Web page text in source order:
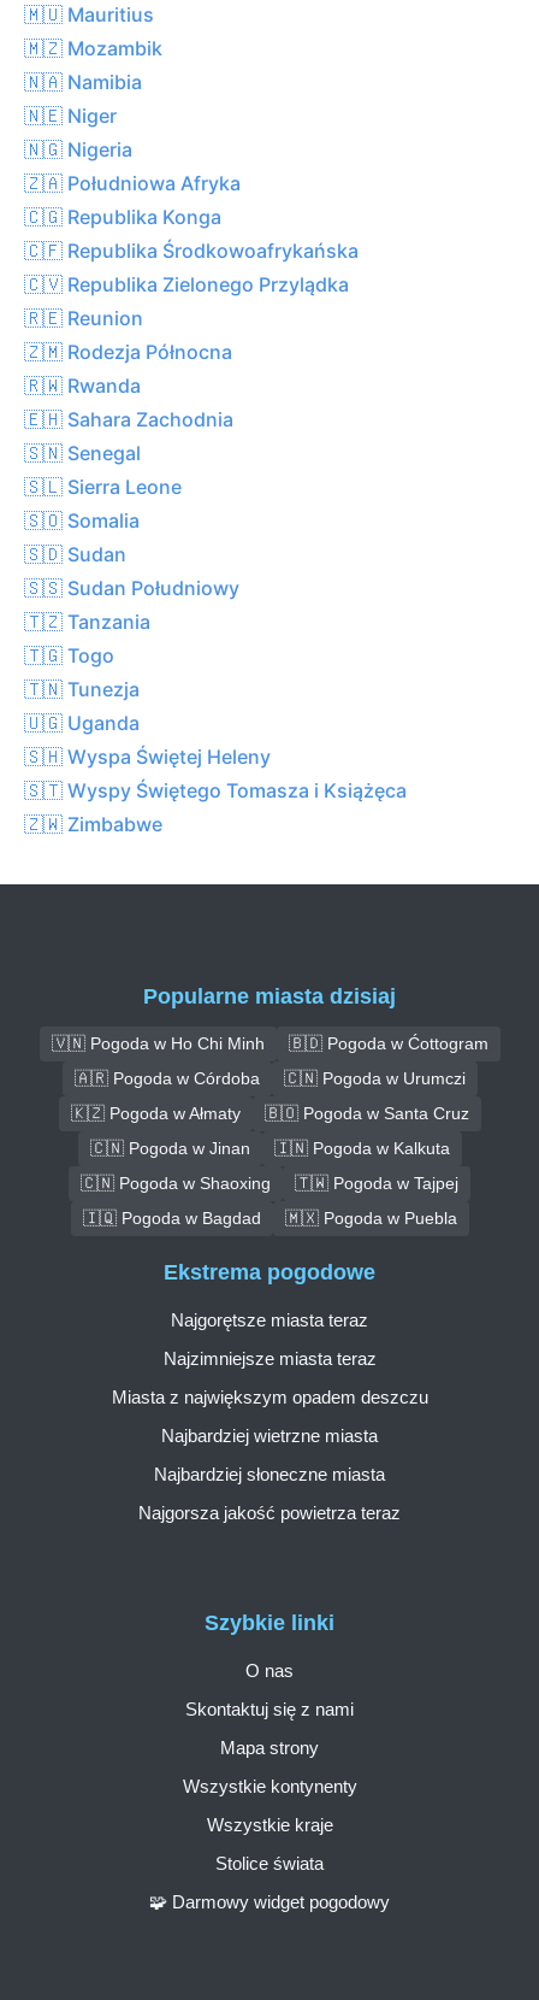
🇲🇺 Mauritius
🇲🇿 Mozambik
🇳🇦 Namibia
🇳🇪 Niger
🇳🇬 Nigeria
🇿🇦 Południowa Afryka
🇨🇬 Republika Konga
🇨🇫 Republika Środkowoafrykańska
🇨🇻 Republika Zielonego Przylądka
🇷🇪 Reunion
🇿🇲 Rodezja Północna
🇷🇼 Rwanda
🇪🇭 Sahara Zachodnia
🇸🇳 Senegal
🇸🇱 Sierra Leone
🇸🇴 Somalia
🇸🇩 Sudan
🇸🇸 Sudan Południowy
🇹🇿 Tanzania
🇹🇬 Togo
🇹🇳 Tunezja
🇺🇬 Uganda
🇸🇭 Wyspa Świętej Heleny
🇸🇹 Wyspy Świętego Tomasza i Książęca
🇿🇼 Zimbabwe
Popularne miasta dzisiaj
🇻🇳 Pogoda w Ho Chi Minh
🇧🇩 Pogoda w Ćottogram
🇦🇷 Pogoda w Córdoba
🇨🇳 Pogoda w Urumczi
🇰🇿 Pogoda w Ałmaty
🇧🇴 Pogoda w Santa Cruz
🇨🇳 Pogoda w Jinan
🇮🇳 Pogoda w Kalkuta
🇨🇳 Pogoda w Shaoxing
🇹🇼 Pogoda w Tajpej
🇮🇶 Pogoda w Bagdad
🇲🇽 Pogoda w Puebla
Szybkie linki
O nas
Skontaktuj się z nami
Mapa strony
Wszystkie kontynenty
Wszystkie kraje
Stolice świata
🧩 Darmowy widget pogodowy
Ekstrema pogodowe
Najgorętsze miasta teraz
Najzimniejsze miasta teraz
Miasta z największym opadem deszczu
Najbardziej wietrzne miasta
Najbardziej słoneczne miasta
Najgorsza jakość powietrza teraz